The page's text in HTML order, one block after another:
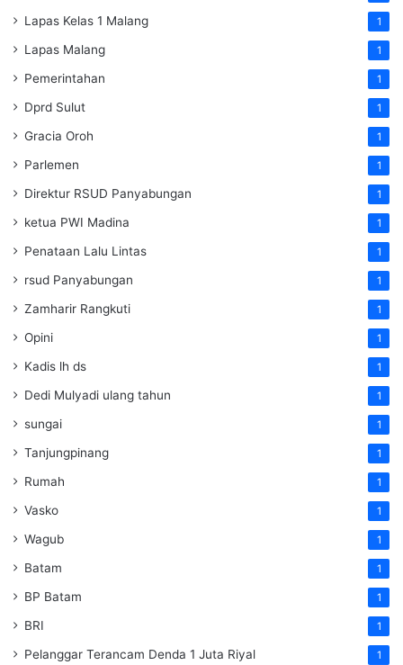
Lapas Kelas 1 Malang 1
Lapas Malang 1
Pemerintahan 1
Dprd Sulut 1
Gracia Oroh 1
Parlemen 1
Direktur RSUD Panyabungan 1
ketua PWI Madina 1
Penataan Lalu Lintas 1
rsud Panyabungan 1
Zamharir Rangkuti 1
Opini 1
Kadis lh ds 1
Dedi Mulyadi ulang tahun 1
sungai 1
Tanjungpinang 1
Rumah 1
Vasko 1
Wagub 1
Batam 1
BP Batam 1
BRI 1
Pelanggar Terancam Denda 1 Juta Riyal 1